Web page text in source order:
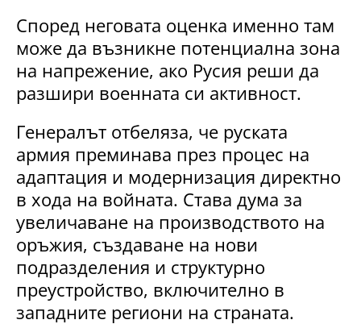
Според неговата оценка именно там
може да възникне потенциална зона
на напрежение, ако Русия реши да
разшири военната си активност.
Генералът отбеляза, че руската
армия преминава през процес на
адаптация и модернизация директно
в хода на войната. Става дума за
увеличаване на производството на
оръжия, създаване на нови
подразделения и структурно
преустройство, включително в
западните региони на страната.